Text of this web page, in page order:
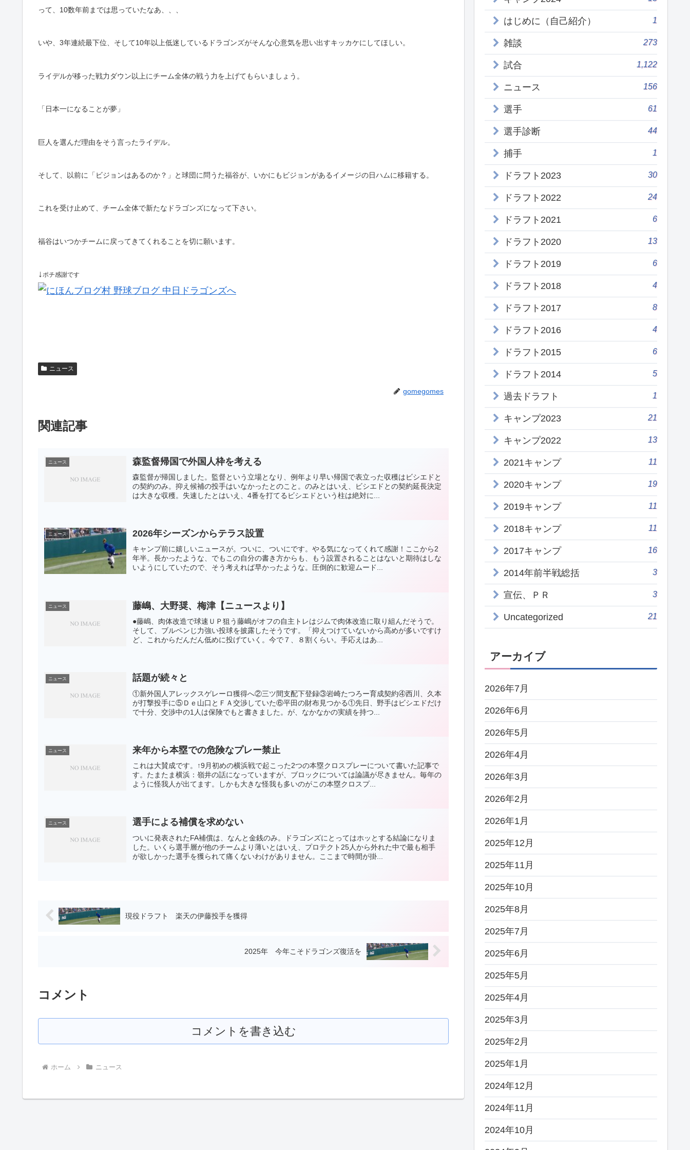
って、10数年前までは思っていたなあ、、、
いや、3年連続最下位、そして10年以上低迷しているドラゴンズがそんな心意気を思い出すキッカケにしてほしい。
ライデルが移った戦力ダウン以上にチーム全体の戦う力を上げてもらいましょう。
「日本一になることが夢」
巨人を選んだ理由をそう言ったライデル。
そして、以前に「ビジョンはあるのか？」と球団に問うた福谷が、いかにもビジョンがあるイメージの日ハムに移籍する。
これを受け止めて、チーム全体で新たなドラゴンズになって下さい。
福谷はいつかチームに戻ってきてくれることを切に願います。
↓ポチ感謝です
ニュース
gomegomes
関連記事
ニュース 森監督帰国で外国人枠を考える
森監督が帰国しました。監督という立場となり、例年より早い帰国で表立った収穫はビシエドと
の契約のみ。抑え候補の投手はいなかったとのこと。のみとはいえ、ビシエドとの契約延長決定
は大きな収穫。失速したとはいえ、4番を打てるビシエドという柱は絶対に...
ニュース 2026年シーズンからテラス設置
キャンプ前に嬉しいニュースが。ついに、ついにです。やる気になってくれて感謝！ここから2
年半。長かったような、でもこの自分の書き方からも、もう設置されることはないと期待はしな
いようにしていたので、そう考えれば早かったような。圧倒的に歓迎ムード...
ニュース 藤嶋、大野奨、梅津【ニュースより】
●藤嶋、肉体改造で球速ＵＰ狙う藤嶋がオフの自主トレはジムで肉体改造に取り組んだそうで。
そして、ブルペンじ力強い投球を披露したそうです。「抑えつけていないから高めが多いですけ
ど、これからだんだん低めに投げていく。今で７、８割くらい。手応えはあ...
ニュース 話題が続々と
①新外国人アレックスゲレーロ獲得へ②三ツ間支配下登録③岩崎たつろー育成契約④西川、久本
が打撃投手に⑤Ｄｅ山口とＦＡ交渉していた⑥平田の財布見つかる①先日、野手はビシエドだけ
で十分、交渉中の1人は保険でもと書きました。が、なかなかの実績を持つ...
ニュース 来年から本塁での危険なプレー禁止
これは大賛成です。↑9月初めの横浜戦で起こった2つの本塁クロスプレーについて書いた記事で
す。たまたま横浜：嶺井の話になっていますが、ブロックについては論議が尽きません。毎年の
ように怪我人が出てます。しかも大きな怪我も多いのがこの本塁クロスプ...
ニュース 選手による補償を求めない
ついに発表されたFA補償は、なんと金銭のみ。ドラゴンズにとってはホッとする結論になりま
した。いくら選手層が他のチームより薄いとはいえ、プロテクト25人から外れた中で最も相手
が欲しかった選手を獲られて痛くないわけがありません。ここまで時間が掛...
現役ドラフト 楽天の伊藤投手を獲得
2025年 今年こそドラゴンズ復活を
コメント
コメントを書き込む
ホーム ニュース
はじめに（自己紹介） 1
雑談 273
試合 1,122
ニュース 156
選手 61
選手診断 44
捕手 1
ドラフト2023 30
ドラフト2022 24
ドラフト2021 6
ドラフト2020 13
ドラフト2019 6
ドラフト2018 4
ドラフト2017 8
ドラフト2016 4
ドラフト2015 6
ドラフト2014 5
過去ドラフト 1
キャンプ2023 21
キャンプ2022 13
2021キャンプ 11
2020キャンプ 19
2019キャンプ 11
2018キャンプ 11
2017キャンプ 16
2014年前半戦総括 3
宣伝、ＰＲ 3
Uncategorized 21
アーカイブ
2026年7月
2026年6月
2026年5月
2026年4月
2026年3月
2026年2月
2026年1月
2025年12月
2025年11月
2025年10月
2025年8月
2025年7月
2025年6月
2025年5月
2025年4月
2025年3月
2025年2月
2025年1月
2024年12月
2024年11月
2024年10月